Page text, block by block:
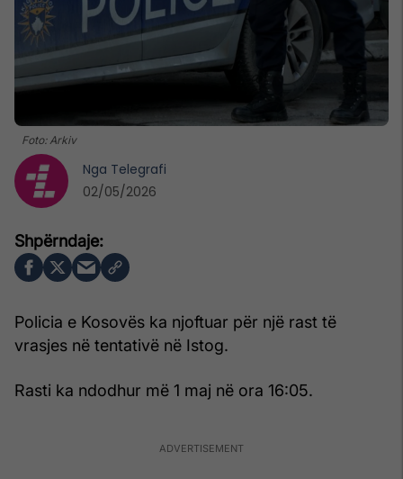
Foto: Arkiv
Policia e Kosovës ka njoftuar për një rast të
vrasjes në tentativë në Istog.
Rasti ka ndodhur më 1 maj në ora 16:05.
Nga Telegrafi
02/05/2026